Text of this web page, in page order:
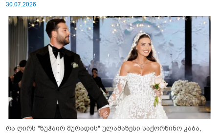
30.07.2026
რა ღირს "ზუჰაირ მურადის" ულამაზესი საქორწინო კაბა,